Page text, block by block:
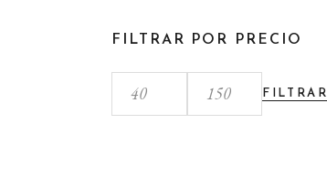
FILTRAR POR PRECIO
Precio
mínimo
Precio
máximo
FILTRAR